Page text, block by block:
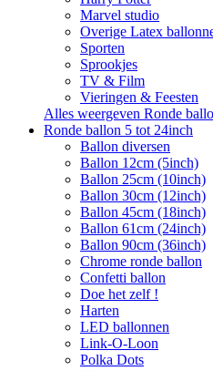
Marvel studio
Overige Latex
Sporten
Sprookjes
TV & Film
Vieringen & Feesten
Alles weergeven Ronde
Ronde ballon 5 tot 24inch
Ballon diversen
Ballon 12cm (5inch)
Ballon 25cm (10inch)
Ballon 30cm (12inch)
Ballon 45cm (18inch)
Ballon 61cm (24inch)
Ballon 90cm (36inch)
Chrome ronde ballon
Confetti ballon
Doe het zelf !
Harten
LED ballonnen
Link-O-Loon
Polka Dots